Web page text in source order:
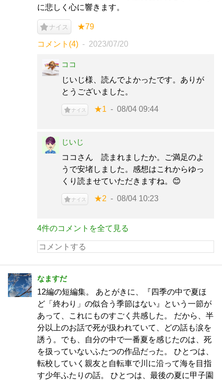
に悲しく心に響きます。
ナイス ★79
コメント(4) 2023/07/20
ココ
じいじ様、読んでよかったです。ありが
とうございました。
ナイス ★1 08/04 09:44
じいじ
ココさん 読まれましたか。ご満足のよ
うで安堵しました。感想はこれからゆっ
くり読ませていただきますね。😊
ナイス ★2 08/04 10:23
4件のコメントを全て見る
なますだ
12編の短編集。 あとがきに、『四季の中で夏ほ
ど「終わり」の似合う季節はない』という一節が
あって、これにものすごく共感した。 だから、半
分以上のお話で死が扱われていて、どの話も涙を
誘う。でも、自分の中で一番夏を感じたのは、死
を扱っていないふたつの作品だった。 ひとつは、
転校していく親友と自転車で川に沿って海を目指
す少年ふたりの話。 ひとつは、最後の夏に甲子園